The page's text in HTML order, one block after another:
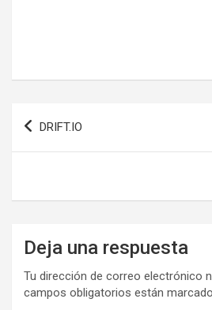
Navegación
DRIFT.IO
Deja una respuesta
Tu dirección de correo electrónico
campos obligatorios están